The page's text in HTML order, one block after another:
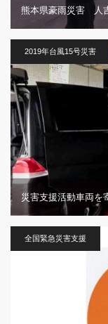
熊本県豪雨災害 人
2019年台風15号災害
災害支援活動車両を
全国緊急災害支援